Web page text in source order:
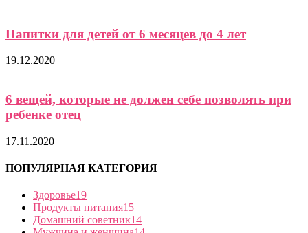
Напитки для детей от 6 месяцев до 4 лет
19.12.2020
6 вещей, которые не должен себе позволять при
ребенке отец
17.11.2020
ПОПУЛЯРНАЯ КАТЕГОРИЯ
Здоровье19
Продукты питания15
Домашний советник14